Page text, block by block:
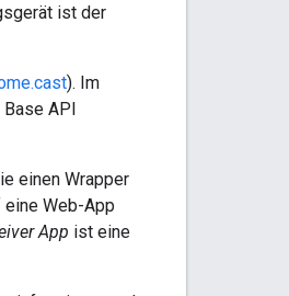
ist der
). Im
Base API
einen Wrapper
Web-App
App ist eine